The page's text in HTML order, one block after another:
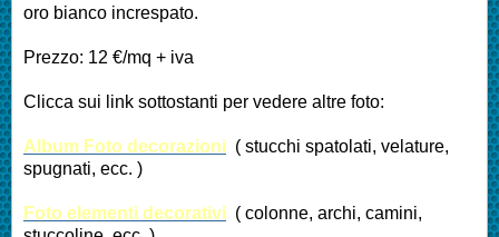
oro bianco increspato.
Prezzo: 12 €/mq + iva
Clicca sui link sottostanti per vedere altre foto:
Album Foto decorazioni ( stucchi spatolati, velature,
spugnati, ecc. )
Foto elementi decorativi ( colonne, archi, camini,